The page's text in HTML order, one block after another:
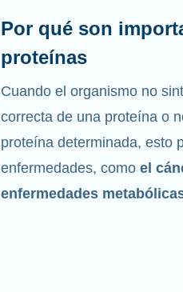
Por qué son
proteínas
Cuando el organismo no
correcta de una proteína o
proteína determinada, esto
enfermedades, como el
enfermedades